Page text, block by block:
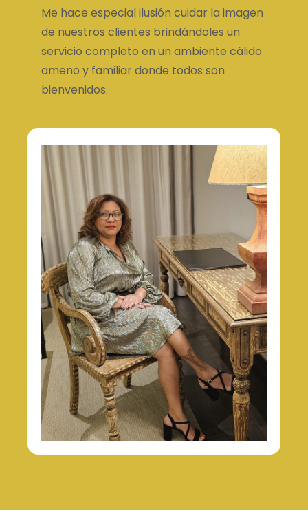
Me hace especial ilusión cuidar la imagen
de nuestros clientes brindándoles un
servicio completo en un ambiente cálido
ameno y familiar donde todos son
bienvenidos.